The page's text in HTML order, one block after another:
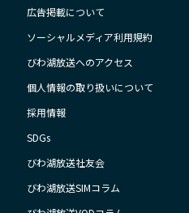
広告掲載について
ソーシャルメディア利用規約
びわ湖放送へのアクセス
個人情報の取り扱いについて
採用情報
SDGs
びわ湖放送社友会
びわ湖放送SIMコラム